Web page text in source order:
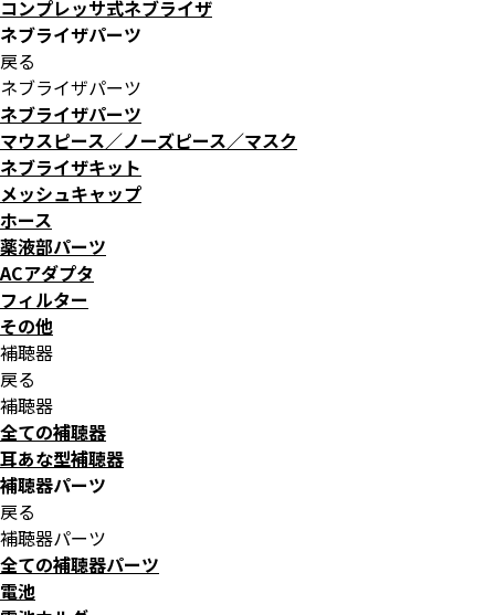
コンプレッサ式ネブライザ
ネブライザパーツ
戻る
ネブライザパーツ
ネブライザパーツ
マウスピース／ノーズピース／マスク
ネブライザキット
メッシュキャップ
ホース
薬液部パーツ
ACアダプタ
フィルター
その他
補聴器
戻る
補聴器
全ての補聴器
耳あな型補聴器
補聴器パーツ
戻る
補聴器パーツ
全ての補聴器パーツ
電池